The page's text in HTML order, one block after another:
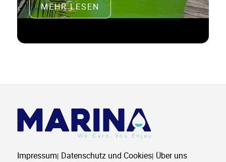
MEHR LESEN
Impressum Datenschutz und Cookies Über uns